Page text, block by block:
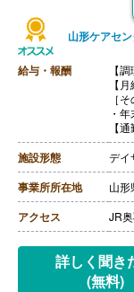
山形ケアセ
給与・報酬
【
【
［
・
【
【賞
【昇
【特
月支
※職
給
【退
施設形態 デイ
事業所所在地 山形
アクセス JR
詳しく聞き
(無料)